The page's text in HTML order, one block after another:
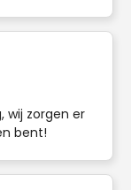
wij zorgen er
bent!